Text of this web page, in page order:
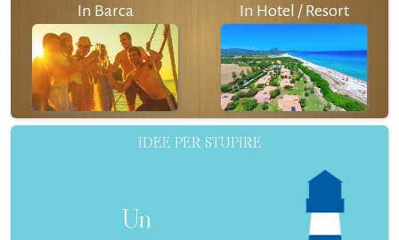
In Barca In Hotel / Resort
IDEE PER STUPIRE
Un